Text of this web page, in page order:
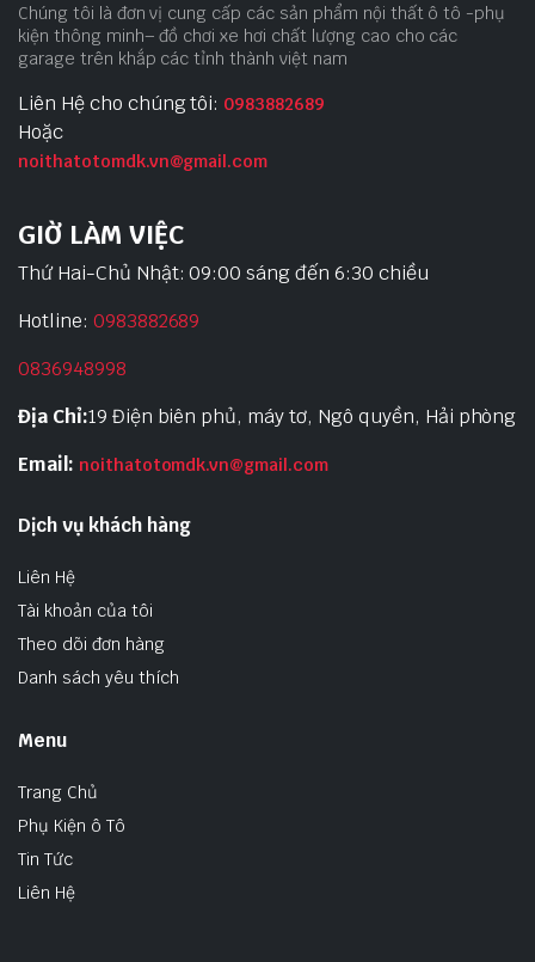
Chúng tôi là đơn vị cung cấp các sản phẩm nội thất ô tô -phụ
kiện thông minh– đồ chơi xe hơi chất lượng cao cho các
garage trên khắp các tỉnh thành việt nam
Liên Hệ cho chúng tôi: 0983882689
Hoặc
noithatotomdk.vn@gmail.com
GIỜ LÀM VIỆC
Thứ Hai-Chủ Nhật: 09:00 sáng đến 6:30 chiều
Hotline: 0983882689
0836948998
Địa Chỉ:19 Điện biên phủ, máy tơ, Ngô quyền, Hải phòng
Email: noithatotomdk.vn@gmail.com
Dịch vụ khách hàng
Liên Hệ
Tài khoản của tôi
Theo dõi đơn hàng
Danh sách yêu thích
Menu
Trang Chủ
Phụ Kiện ô Tô
Tin Tức
Liên Hệ